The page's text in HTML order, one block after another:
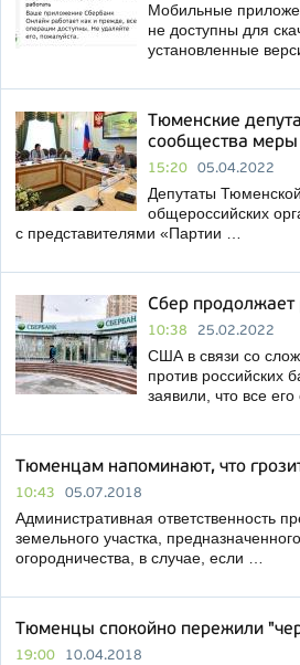
Мобильные
не доступны для
установленные
Тюменские
сообщества меры
15:20 05.04.2022
Депутаты
общероссийских
с представителями «Партии …
Сбер
10:38 25.02.2022
США в связи со
против российских
заявили, что все
Тюменцам напоминают, что
10:43 05.07.2018
Административная ответственность
земельного участка,
огородничества, в случае, если …
Тюменцы спокойно пережили
19:00 10.04.2018